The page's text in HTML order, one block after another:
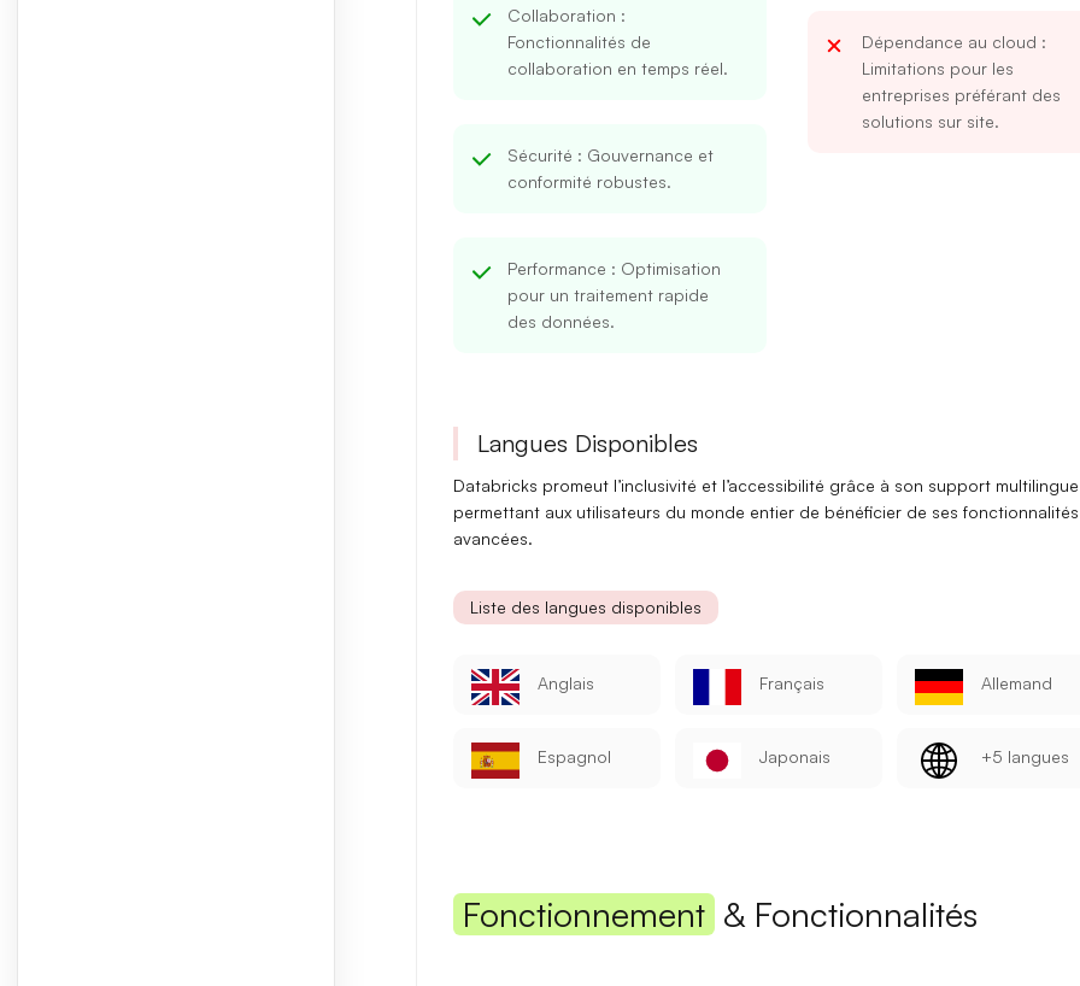
Ou continuer avec
Collaboration :
Fonctionnalités de
collaboration en temps réel.
Sécurité : Gouvernance et
conformité robustes.
Performance : Optimisation
pour un traitement rapide
des données.
Dépendance au cloud :
Limitations pour les
entreprises préférant des
solutions sur site.
Langues Disponibles
Databricks promeut l’inclusivité et l’accessibilité grâce à son support multilingue
permettant aux utilisateurs du monde entier de bénéficier de ses fonctionnalités
avancées.
Liste des langues disponibles
Anglais Français Allemand
Espagnol Japonais +5 langues
Fonctionnement & Fonctionnalités